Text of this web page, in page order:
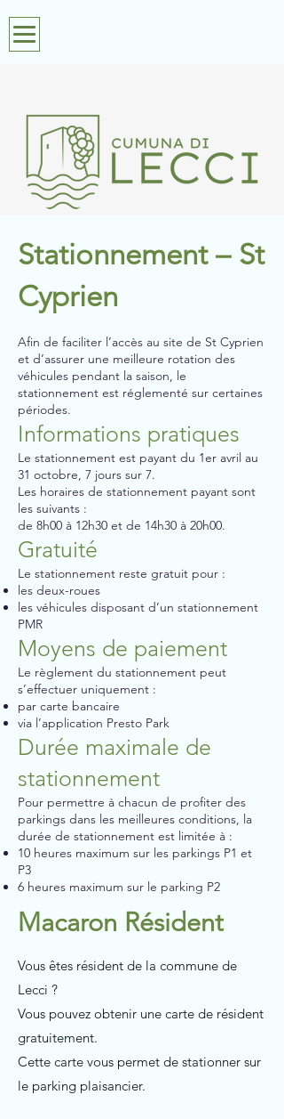
Stationnement – St
Cyprien
Afin de faciliter l’accès au site de St Cyprien
et d’assurer une meilleure rotation des
véhicules pendant la saison, le
stationnement est réglementé sur certaines
périodes.
Informations pratiques
Le stationnement est payant du 1er avril au
31 octobre, 7 jours sur 7.
Les horaires de stationnement payant sont
les suivants :
de 8h00 à 12h30 et de 14h30 à 20h00.
Gratuité
Le stationnement reste gratuit pour :
les deux-roues
les véhicules disposant d’un stationnement
PMR
Moyens de paiement
Le règlement du stationnement peut
s’effectuer uniquement :
par carte bancaire
via l’application Presto Park
Durée maximale de
stationnement
Pour permettre à chacun de profiter des
parkings dans les meilleures conditions, la
durée de stationnement est limitée à :
10 heures maximum sur les parkings P1 et
P3
6 heures maximum sur le parking P2
Macaron Résident
Vous êtes résident de la commune de
Lecci ?
Vous pouvez obtenir une carte de résident
gratuitement.
Cette carte vous permet de stationner sur
le parking plaisancier.